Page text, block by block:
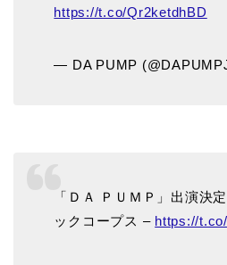
https://t.co/Qr2ketdhBD
— DA PUMP
「ＤＡ ＰＵＭＰ」出演決
ックコープス – https://